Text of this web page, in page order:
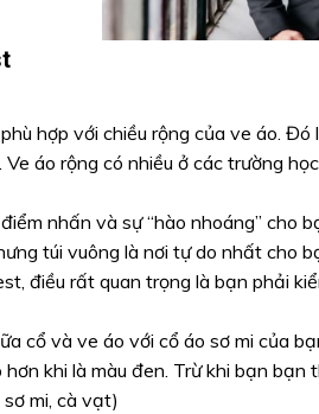
hợp với chiều rộng của ve áo.
áo rộng có nhiều ở các trường
nhấn và sự “hào nhoáng” cho
túi vuông là nơi tự do nhất cho
điều rất quan trọng là bạn phải
cổ và ve áo với cổ áo sơ mi của
khi là màu đen. Trừ khi bạn
mi, cà vạt)